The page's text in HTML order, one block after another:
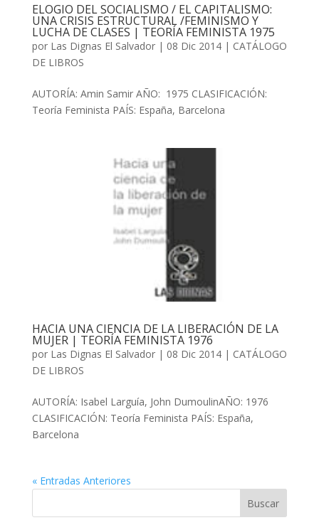
ELOGIO DEL SOCIALISMO / EL CAPITALISMO:
UNA CRISIS ESTRUCTURAL /FEMINISMO Y
LUCHA DE CLASES | TEORÍA FEMINISTA 1975
por Las Dignas El Salvador| 08 Dic 2014| CATÁLOGO
DE LIBROS
AUTORÍA: Amin Samir AÑO: 1975 CLASIFICACIÓN:
Teoría Feminista PAÍS: España, Barcelona
HACIA UNA CIENCIA DE LA LIBERACIÓN DE LA
MUJER | TEORÍA FEMINISTA 1976
por Las Dignas El Salvador| 08 Dic 2014| CATÁLOGO
DE LIBROS
AUTORÍA: Isabel Larguía, John DumoulinAÑO: 1976
CLASIFICACIÓN: Teoría Feminista PAÍS: España,
Barcelona
« Entradas Anteriores